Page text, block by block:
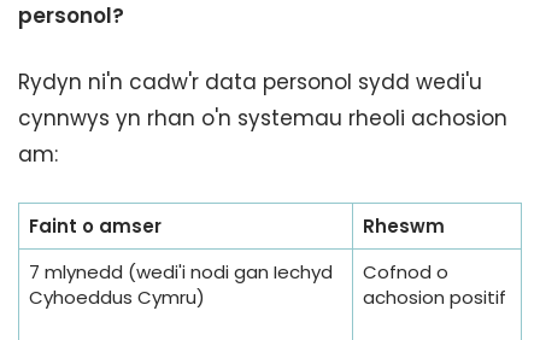
personol?
Rydyn ni'n cadw'r data personol sydd wedi'u
cynnwys yn rhan o'n systemau rheoli achosion
am:
Faint o amser
Rheswm
7 mlynedd (wedi'i nodi gan Iechyd
Cyhoeddus Cymru)
Cofnod o
achosion positif